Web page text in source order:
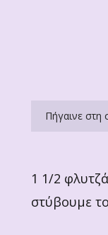
Πήγαινε στη
1 1/2
στύβουμε